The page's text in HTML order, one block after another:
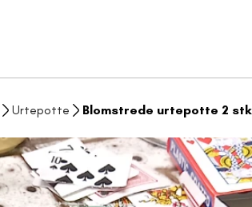
Urtepotte Blomstrede urtepotte 2 stk